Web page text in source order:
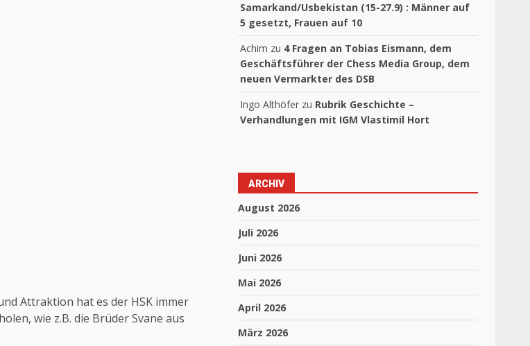
Attraktion hat es der HSK immer
wie z.B. die Brüder Svane aus
Samarkand/Usbekistan (15-27.9) : Männer auf
5 gesetzt, Frauen auf 10
Achim zu 4 Fragen an Tobias Eismann, dem
Geschäftsführer der Chess Media Group, dem
neuen Vermarkter des DSB
Ingo Althöfer zu Rubrik Geschichte –
Verhandlungen mit IGM Vlastimil Hort
ARCHIV
August 2026
Juli 2026
Juni 2026
Mai 2026
April 2026
März 2026